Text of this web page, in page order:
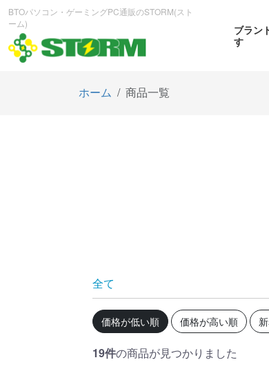
BTOパソコン・ゲーミングPC通販のSTORM(スト
ーム)
ブラン
す
初心者の方、「どのPCを選
べばいいかわからない」そ
んな方にこそ選んでほし
い、エントリーモデルで
す。
ホーム 商品一覧
全て
価格が低い順 価格が高い順
19件の商品が見つかりました